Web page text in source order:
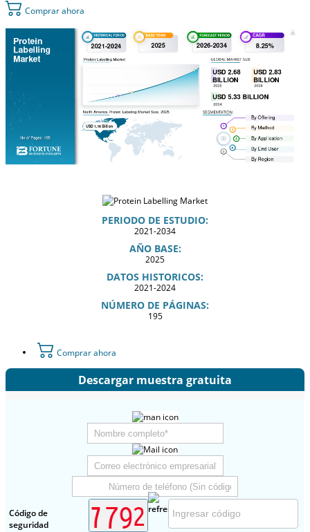
Comprar ahora
PERIODO DE ESTUDIO:
2021-2034
AÑO BASE:
2025
DATOS HISTORICOS:
2021-2024
NÚMERO DE PÁGINAS:
195
Comprar ahora
Descargar muestra gratuita
Código de
seguridad